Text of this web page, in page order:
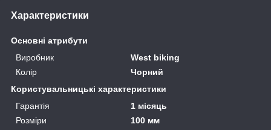
Характеристики
Основні атрибути
Виробник
West biking
Колір
Чорний
Користувальницькі характеристики
Гарантія
1 місяць
Розміри
100 мм